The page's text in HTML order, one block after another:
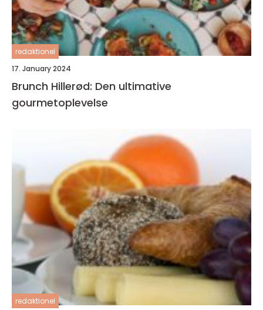
redaktionel
17. January 2024
Brunch Hillerød: Den ultimative
gourmetoplevelse
redaktionel